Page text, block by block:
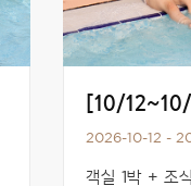
[10/
2026-10-12 -
객실 1박 + 조